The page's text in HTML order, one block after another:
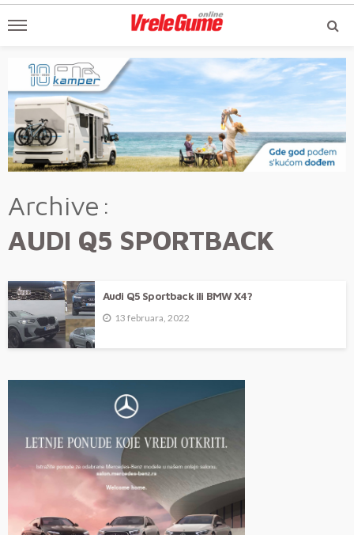
Archive
AUDI Q5 SPORTBACK
Audi Q5 Sportback ili BMW X4?
13 februara, 2022